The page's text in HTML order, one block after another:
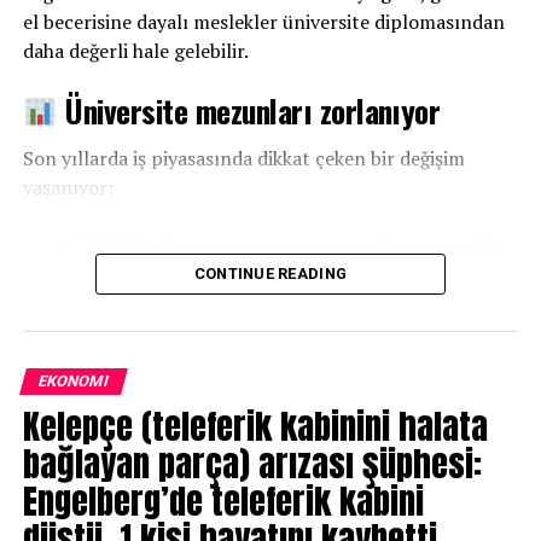
UP NEXT
İsviçre’de Üçte Dördü Finansal Durumlarından Memnun
İsviçre’deki İşçiler Arasında Psikolojik Tükenme Yeni Bir
Zirve Kaydetti
el becerisine dayalı meslekler üniversite diplomasından
daha değerli hale gelebilir.
Üniversite mezunları zorlanıyor
Son yıllarda iş piyasasında dikkat çeken bir değişim
yaşanıyor:
%70 arttı
Uzmanlara göre bu durum, iş gücü piyasasında dengenin
değiştiğini gösteriyor.
Yapay zekâ etkisi
Yapay zekâ teknolojilerinin gelişmesiyle birlikte:
CONTINUE READING
EKONOMI
Kelepçe (teleferik kabinini halata
bağlayan parça) arızası şüphesi:
Engelberg’de teleferik kabini